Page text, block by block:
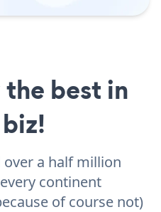
best in
over a half million
continent
of course not)